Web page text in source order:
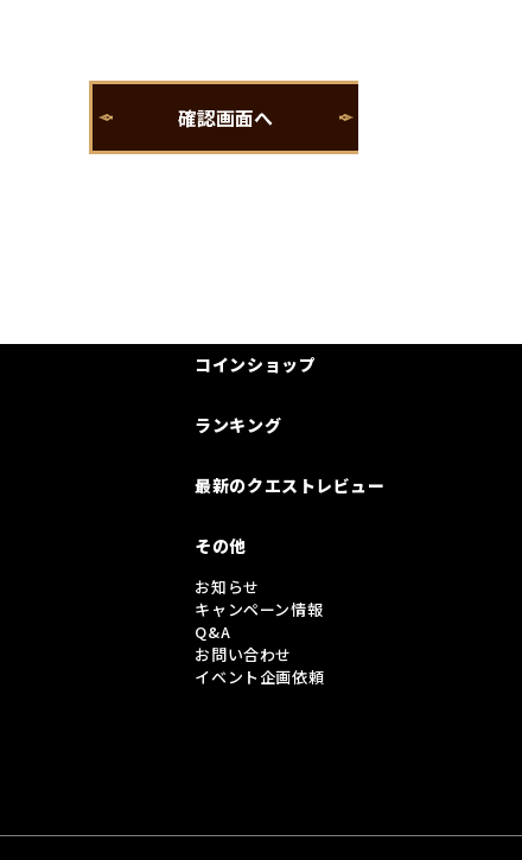
コインショップ
ランキング
最新のクエストレビュー
その他
お知らせ
キャンペーン情報
Q&A
お問い合わせ
イベント企画依頼